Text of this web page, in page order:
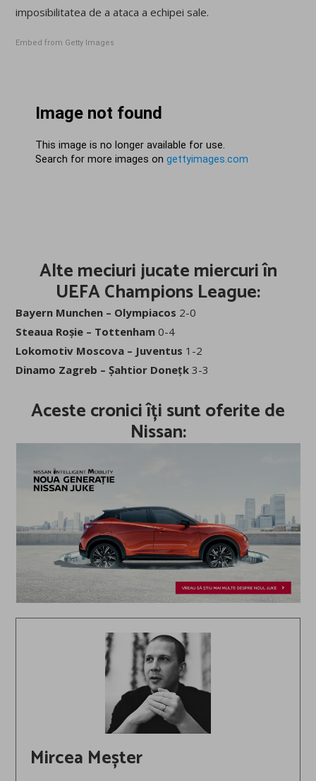
imposibilitatea de a ataca a echipei sale.
Embed from Getty Images
Alte meciuri jucate miercuri în
UEFA Champions League:
Bayern Munchen – Olympiacos 2-0
Steaua Roșie – Tottenham 0-4
Lokomotiv Moscova – Juventus 1-2
Dinamo Zagreb – Șahtior Donețk 3-3
Aceste cronici îți sunt oferite de
Nissan:
Mircea Meșter